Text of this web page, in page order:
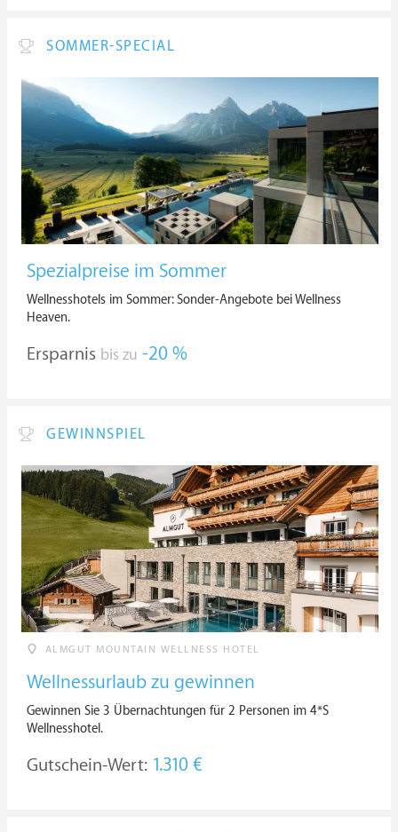
SOMMER-SPECIAL
Spezialpreise im Sommer
Wellnesshotels im Sommer: Sonder-Angebote bei Wellness
Heaven.
Ersparnis bis zu -20 %
GEWINNSPIEL
ALMGUT MOUNTAIN WELLNESS HOTEL
Wellnessurlaub zu gewinnen
Gewinnen Sie 3 Übernachtungen für 2 Personen im 4*S
Wellnesshotel.
Gutschein-Wert: 1.310 €